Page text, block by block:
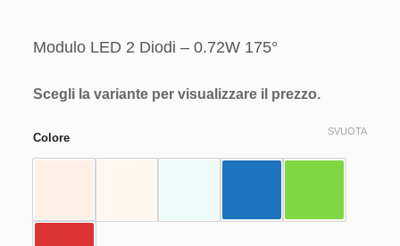
Modulo LED 2 Diodi – 0.72W 175°
Scegli la variante per visualizzare il prezzo.
Colore
SVUOTA